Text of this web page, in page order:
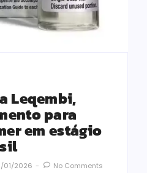
Leqembi,
para
em estágio
01/2026 - No Comments